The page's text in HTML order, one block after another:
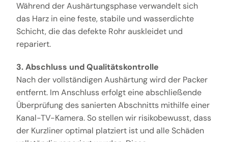
Während der Aushärtungsphase verwandelt sich
das Harz in eine feste, stabile und wasserdichte
Schicht, die das defekte Rohr auskleidet und
repariert.
3. Abschluss und Qualitätskontrolle
Nach der vollständigen Aushärtung wird der Packer
entfernt. Im Anschluss erfolgt eine abschließende
Überprüfung des sanierten Abschnitts mithilfe einer
Kanal-TV-Kamera. So stellen wir risikobewusst, dass
der Kurzliner optimal platziert ist und alle Schäden